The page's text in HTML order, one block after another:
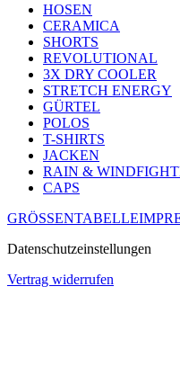
HOSEN
CERAMICA
SHORTS
REVOLUTIONAL
3X DRY COOLER
STRETCH ENERGY
GÜRTEL
POLOS
T-SHIRTS
JACKEN
RAIN &
CAPS
GRÖSSENTABELLE
Datenschutzeinstellungen
Vertrag widerrufen